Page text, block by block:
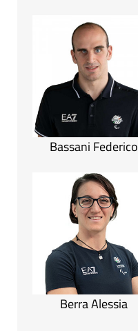
Bassani Federico
Berra Alessia